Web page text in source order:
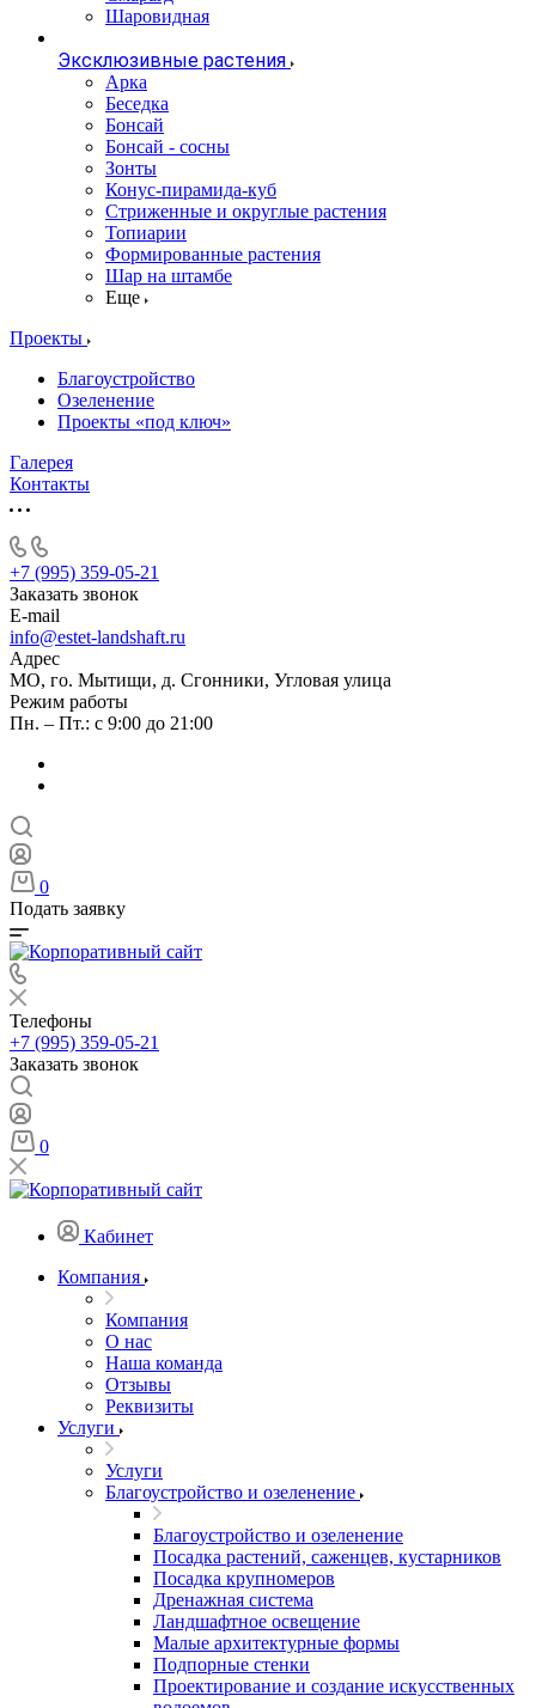
Шаровидная
Эксклюзивные растения
Арка
Беседка
Бонсай
Бонсай - сосны
Зонты
Конус-пирамида-куб
Стриженные и округлые растения
Топиарии
Формированные растения
Шар на штамбе
Еще
Проекты
Благоустройство
Озеленение
Проекты «под ключ»
Галерея
Контакты
+7 (995) 359-05-21
Заказать звонок
E-mail
info@estet-landshaft.ru
Адрес
МО, го. Мытищи, д. Сгонники, Угловая улица
Режим работы
Пн. – Пт.: с 9:00 до 21:00
0
Подать заявку
Телефоны
+7 (995) 359-05-21
Заказать звонок
0
Кабинет
Компания
Компания
О нас
Наша команда
Отзывы
Реквизиты
Услуги
Услуги
Благоустройство и озеленение
Благоустройство и озеленение
Посадка растений, саженцев, кустарников
Посадка крупномеров
Дренажная система
Ландшафтное освещение
Малые архитектурные формы
Подпорные стенки
Проектирование и создание искусственных